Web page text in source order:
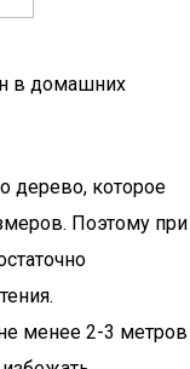
в домашних
дерево, которое
Поэтому при
менее 2-3 метров